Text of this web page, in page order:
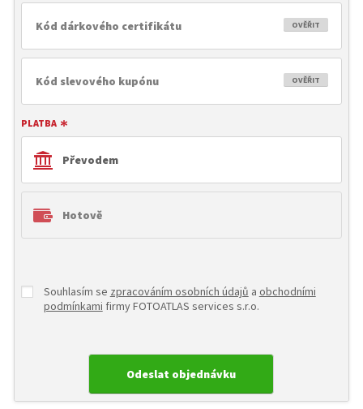
OVĚŘIT
OVĚŘIT
PLATBA
Převodem
Hotově
Souhlasím se zpracováním osobních údajů a obchodními
podmínkami firmy FOTOATLAS services s.r.o.